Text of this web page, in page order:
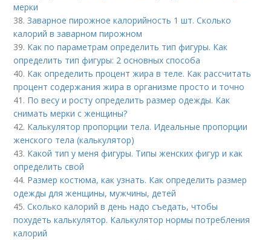
мерки
38.Заварное пирожное калорийность 1 шт. Сколько
калорий в заварном пирожном
39. Как по параметрам определить тип фигуры. Как
определить тип фигуры: 2 основных способа
40. Как определить процент жира в теле. Как рассчитать
процент содержания жира в организме просто и точно
41. По весу и росту определить размер одежды. Как
снимать мерки с женщины?
42. Калькулятор пропорции тела. Идеальные пропорции
женского тела (калькулятор)
43. Какой тип у меня фигуры. Типы женских фигур и как
определить свой
44. Размер костюма, как узнать. Как определить размер
одежды для женщины, мужчины, детей
45.Сколько калорий в день надо съедать, чтобы
похудеть калькулятор. Калькулятор нормы потребления
калорий